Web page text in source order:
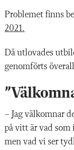
Problemet finns
2021.
Då utlovades
genomförts
– Jag välkomnar
på vitt är vad som
men vad vi ser